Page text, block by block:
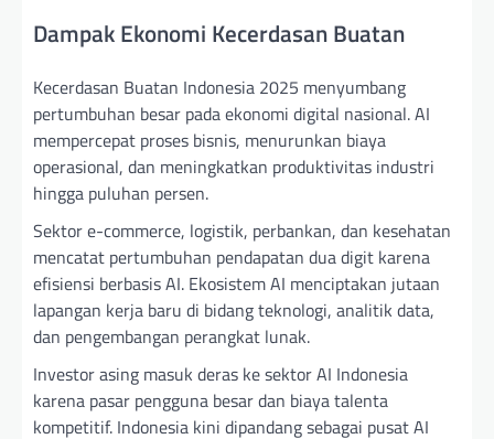
Dampak Ekonomi Kecerdasan Buatan
Kecerdasan Buatan Indonesia 2025 menyumbang
pertumbuhan besar pada ekonomi digital nasional. AI
mempercepat proses bisnis, menurunkan biaya
operasional, dan meningkatkan produktivitas industri
hingga puluhan persen.
Sektor e-commerce, logistik, perbankan, dan kesehatan
mencatat pertumbuhan pendapatan dua digit karena
efisiensi berbasis AI. Ekosistem AI menciptakan jutaan
lapangan kerja baru di bidang teknologi, analitik data,
dan pengembangan perangkat lunak.
Investor asing masuk deras ke sektor AI Indonesia
karena pasar pengguna besar dan biaya talenta
kompetitif. Indonesia kini dipandang sebagai pusat AI